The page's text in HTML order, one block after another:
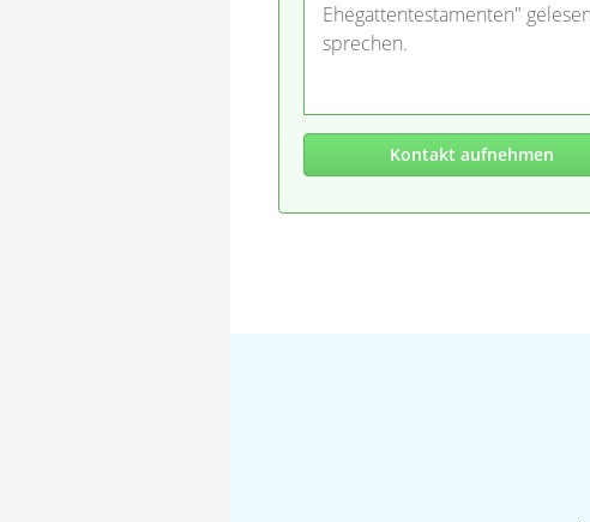
Ehegattentestamenten"
sprechen.
Kontakt aufnehmen